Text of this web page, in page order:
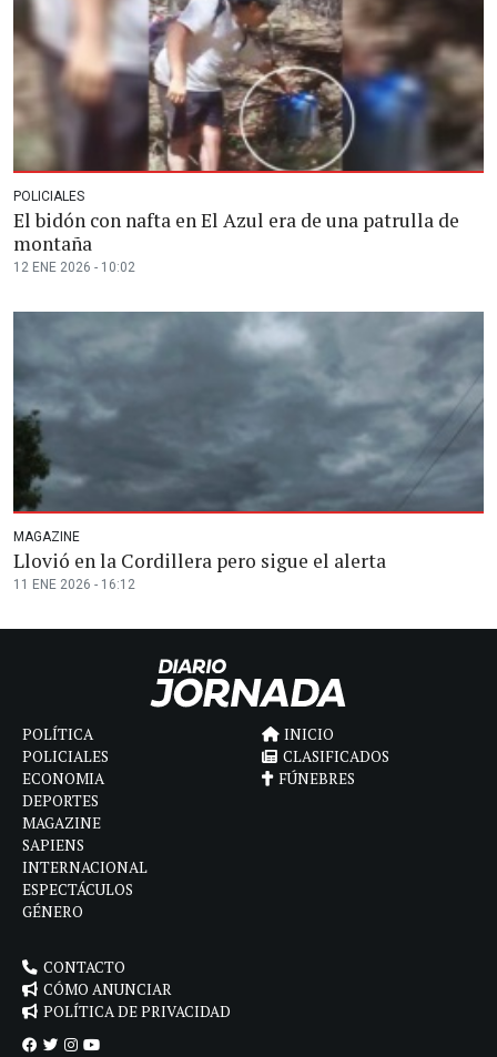
POLICIALES
El bidón con nafta en El Azul era de una patrulla de
montaña
12 ENE 2026 - 10:02
MAGAZINE
Llovió en la Cordillera pero sigue el alerta
11 ENE 2026 - 16:12
POLÍTICA
POLICIALES
ECONOMIA
DEPORTES
MAGAZINE
SAPIENS
INTERNACIONAL
ESPECTÁCULOS
GÉNERO
INICIO
CLASIFICADOS
FÚNEBRES
CONTACTO
CÓMO ANUNCIAR
POLÍTICA DE PRIVACIDAD